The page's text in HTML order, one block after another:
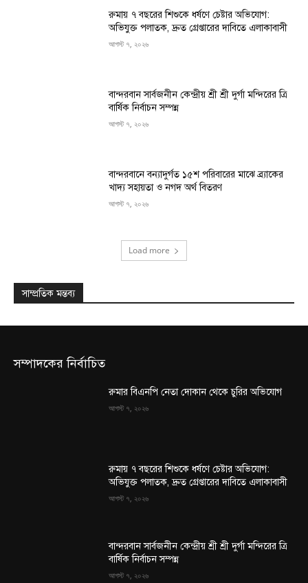
রুমায় ৭ বছরের শিশুকে ধর্ষণে চেষ্টার অভিযোগ:
অভিযুক্ত পলাতক, দ্রুত গ্রেপ্তারের দাবিতে এলাকাবাসী
আগস্ট ৭, ২০২৬
বান্দরবান সার্বজনীন কেন্দ্রীয় শ্রী শ্রী দুর্গা মন্দিরের ত্রি
বার্ষিক নির্বাচন সম্পন্ন
আগস্ট ৭, ২০২৬
বান্দরবানে বন্যাদুর্গত ১৫শ পরিবারের মাঝে ব্র্যাকের
খাদ্য সহায়তা ও নগদ অর্থ বিতরণ
আগস্ট ৭, ২০২৬
Load more
সাম্প্রতিক মন্তব্য
সম্পাদকের নির্বাচিত
রুমার বিএনপি নেতা দোকান থেকে চুরির অভিযোগ
আগস্ট ৭, ২০২৬
রুমায় ৭ বছরের শিশুকে ধর্ষণে চেষ্টার অভিযোগ:
অভিযুক্ত পলাতক, দ্রুত গ্রেপ্তারের দাবিতে এলাকাবাসী
আগস্ট ৭, ২০২৬
বান্দরবান সার্বজনীন কেন্দ্রীয় শ্রী শ্রী দুর্গা মন্দিরের ত্রি
বার্ষিক নির্বাচন সম্পন্ন
আগস্ট ৭, ২০২৬